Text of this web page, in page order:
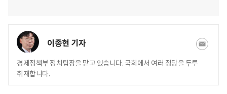
이종현 기자
경제정책부 정치팀장을 맡고 있습니다. 국회에서 여러 정당을 두루
취재합니다.